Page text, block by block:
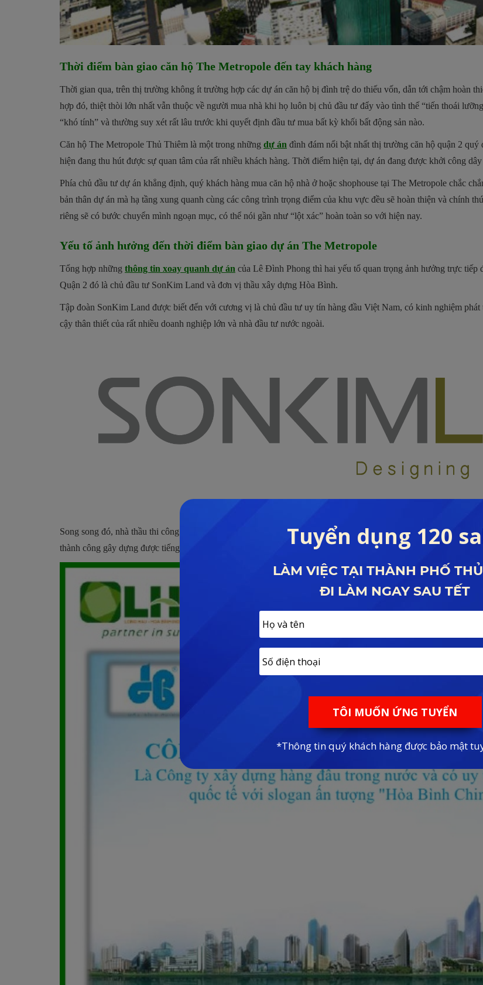
Thời điểm bàn giao căn hộ The Metropole đến tay khách hàng
Thời gian qua, trên thị trường không ít trường hợp các dự án căn hộ bị đình trệ do thiếu vốn, dẫn tới chậm hoàn
hợp đó, thiệt thòi lớn nhất vẫn thuộc về người mua nhà khi họ luôn bị chủ đầu tư đẩy vào tình thế “tiến thoái
“khó tính” và thường suy xét rất lâu trước khi quyết định đầu tư mua bất kỳ khối bất động sản nào.
Căn hộ The Metropole Thủ Thiêm là một trong những dự án đình đám nổi bật nhất thị trường căn hộ quận 2
hiện đang thu hút được sự quan tâm của rất nhiều khách hàng. Thời điểm hiện tại, dự án đang được khởi công
Phía chủ đầu tư dự án khẳng định, quý khách hàng mua căn hộ nhà ở hoặc shophouse tại The Metropole chắc
bản thân dự án mà hạ tầng xung quanh cùng các công trình trọng điểm của khu vực đều sẽ hoàn thiện và chính
riêng sẽ có bước chuyển mình ngoạn mục, có thể nói gần như “lột xác” hoàn toàn so với hiện nay.
Yếu tố ảnh hưởng đến thời điểm bàn giao dự án The Metropole
Tổng hợp những thông tin xoay quanh dự án của Lê Đình Phong thì hai yếu tố quan trọng ảnh hưởng trực
Quận 2 đó là chủ đầu tư SonKim Land và đơn vị thầu xây dựng Hòa Bình.
Tập đoàn SonKim Land được biết đến với cương vị là chủ đầu tư uy tín hàng đầu Việt Nam, có kinh nghiệm
cậy thân thiết của rất nhiều doanh nghiệp lớn và nhà đầu tư nước ngoài.
Song song đó, nhà thầu thi công Hòa Bình cũng là đơn vị thầu xây dựng uy tín hàng đầu thị trường hiện nay.
thành công gây dựng được tiếng tăm và vị thế vững chắc trên thị trường.